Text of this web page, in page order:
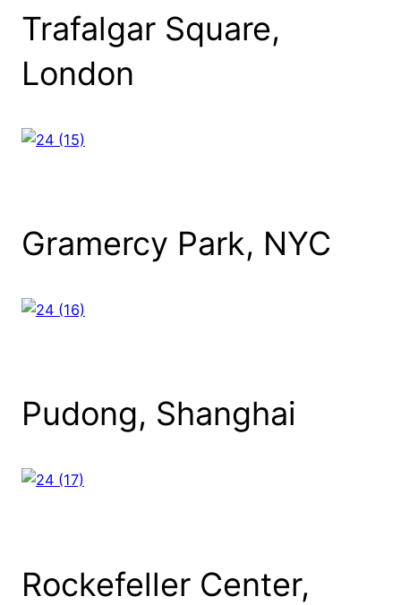
Trafalgar Square,
London
Gramercy Park, NYC
Pudong, Shanghai
Rockefeller Center,